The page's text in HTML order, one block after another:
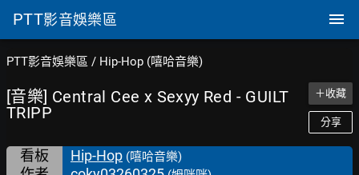
PTT影音娛樂區
PTT影音娛樂區 / Hip-Hop (嘻哈音樂)
[音樂] Central Cee x Sexyy Red - GUILT
TRIPP
＋收藏
分享
看板 Hip-Hop (嘻哈音樂)